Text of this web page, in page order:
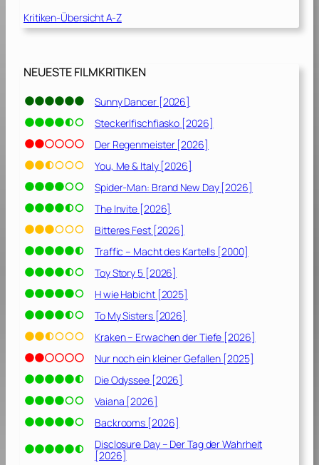
0
1
]
Kritiken-Übersicht A-Z
NEUESTE FILMKRITIKEN
Sunny Dancer [2026]
Steckerlfischfiasko [2026]
Der Regenmeister [2026]
You, Me & Italy [2026]
Spider-Man: Brand New Day [2026]
The Invite [2026]
Bitteres Fest [2026]
Traffic – Macht des Kartells [2000]
Toy Story 5 [2026]
H wie Habicht [2025]
To My Sisters [2026]
Kraken – Erwachen der Tiefe [2026]
Nur noch ein kleiner Gefallen [2025]
Die Odyssee [2026]
Vaiana [2026]
Backrooms [2026]
Disclosure Day – Der Tag der Wahrheit
[2026]